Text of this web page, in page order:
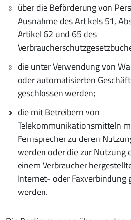
über die Beförderung von
Ausnahme des Artikels 51,
Artikel 62 und 65 des
die unter Verwendung von
oder automatisierten
geschlossen werden;
die mit Betreibern von
Telekommunikationsmitteln
Fernsprecher zu deren
werden oder die zur Nutzung
einem Verbraucher
Internet- oder Faxverbindung
werden.